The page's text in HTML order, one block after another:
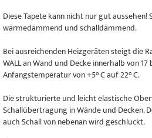
Diese Tapete kann nicht nur gut aussehen!
wärmedämmend und schalldämmend.
Bei ausreichenden Heizgeräten steigt die
WALL an Wand und Decke innerhalb von
Anfangstemperatur von +5° C auf 22° C.
Die strukturierte und leicht elastische
Schallübertragung in Wände und Decken.
auch Schall von nebenan wird geschluckt.